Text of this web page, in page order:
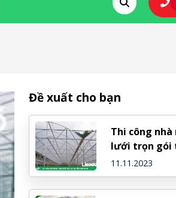
Đề xuất cho bạn
Thi công
lưới trọn gói
Nhơn
11.11.2023